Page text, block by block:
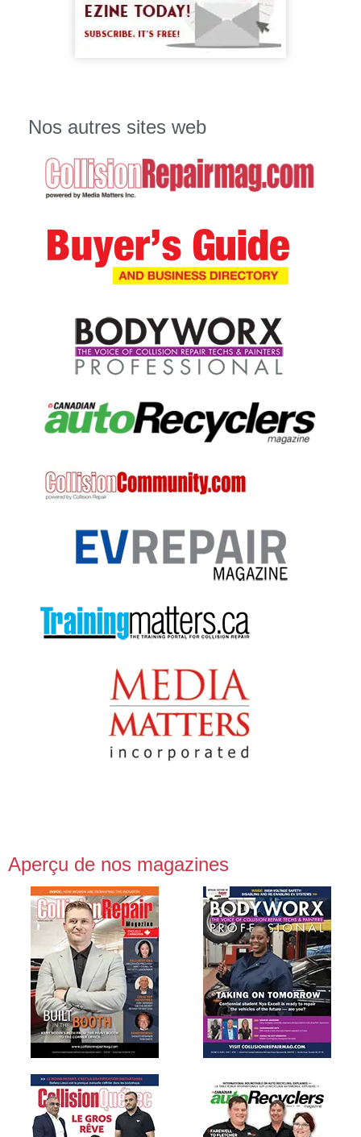
Nos autres sites web
Aperçu de nos magazines